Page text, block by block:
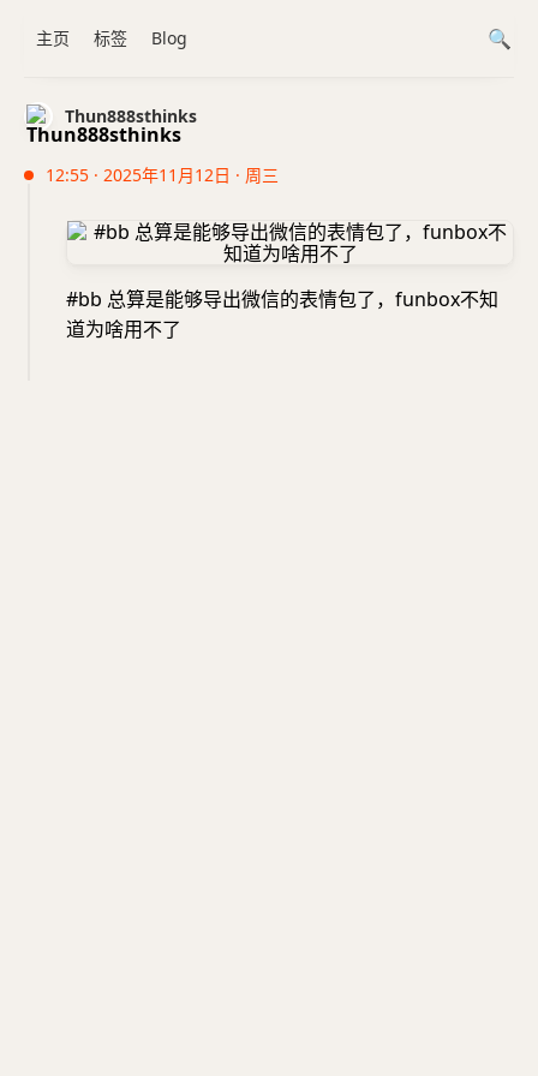
Thun888sthinks
12:55 · 2025年11月12日 · 周三
#bb 总算是能够导出微信的表情包了，funbox不知
道为啥用不了
主页 标签 Blog